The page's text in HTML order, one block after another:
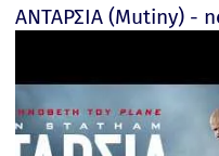
Review
(Insidious: Out
ΑΝΤΑΡΣΙΑ (Mutiny) -